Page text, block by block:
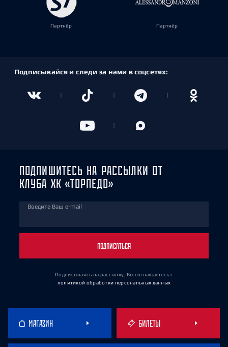
Партнёр Партнёр
Подписывайся и следи за нами в соцсетях:
ПОДПИШИТЕСЬ НА РАССЫЛКИ ОТ
КЛУБА ХК «ТОРПЕДО»
Введите Ваш e-mail
ПОДПИСАТЬСЯ
Подписываясь на рассылку, Вы соглашаетесь с
политикой обработки персональных данных
МАГАЗИН БИЛЕТЫ